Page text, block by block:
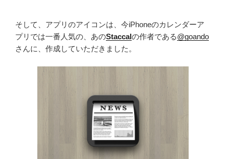
そして、アプリのアイコンは、今iPhoneのカレンダーア
プリでは一番人気の、あのStaccalの作者である@goando
さんに、作成していただきました。